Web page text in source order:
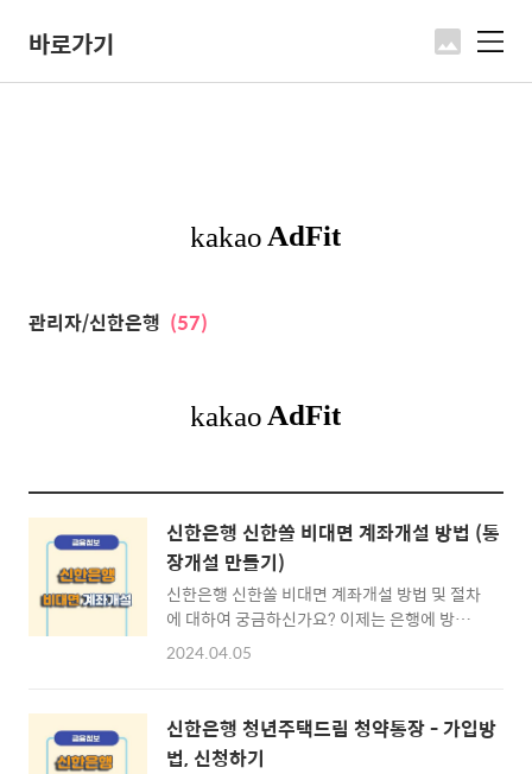
바로가기 메
관리자/신한은행 (57)
신한은행 신한쏠 비대면 계좌개설 방법 (통
장개설 만들기)
신한은행 신한쏠 비대면 계좌개설 방법 및 절차
에 대하여 궁금하신가요? 이제는 은행에 방문하
지 않더라도 휴대전화만 있다면 손쉽게 계좌개
에 필요한 계좌개설 절차와 필요 준비물 등에 대
하여 알아보도록 하겠습니다. ※ [목차] 신한은
행 비대면 계좌개설 ⊙ 1. 비대면 계좌개설 절차
2024.04.05
신한은행 청년주택드림 청약통장 - 가입방
법, 신청하기